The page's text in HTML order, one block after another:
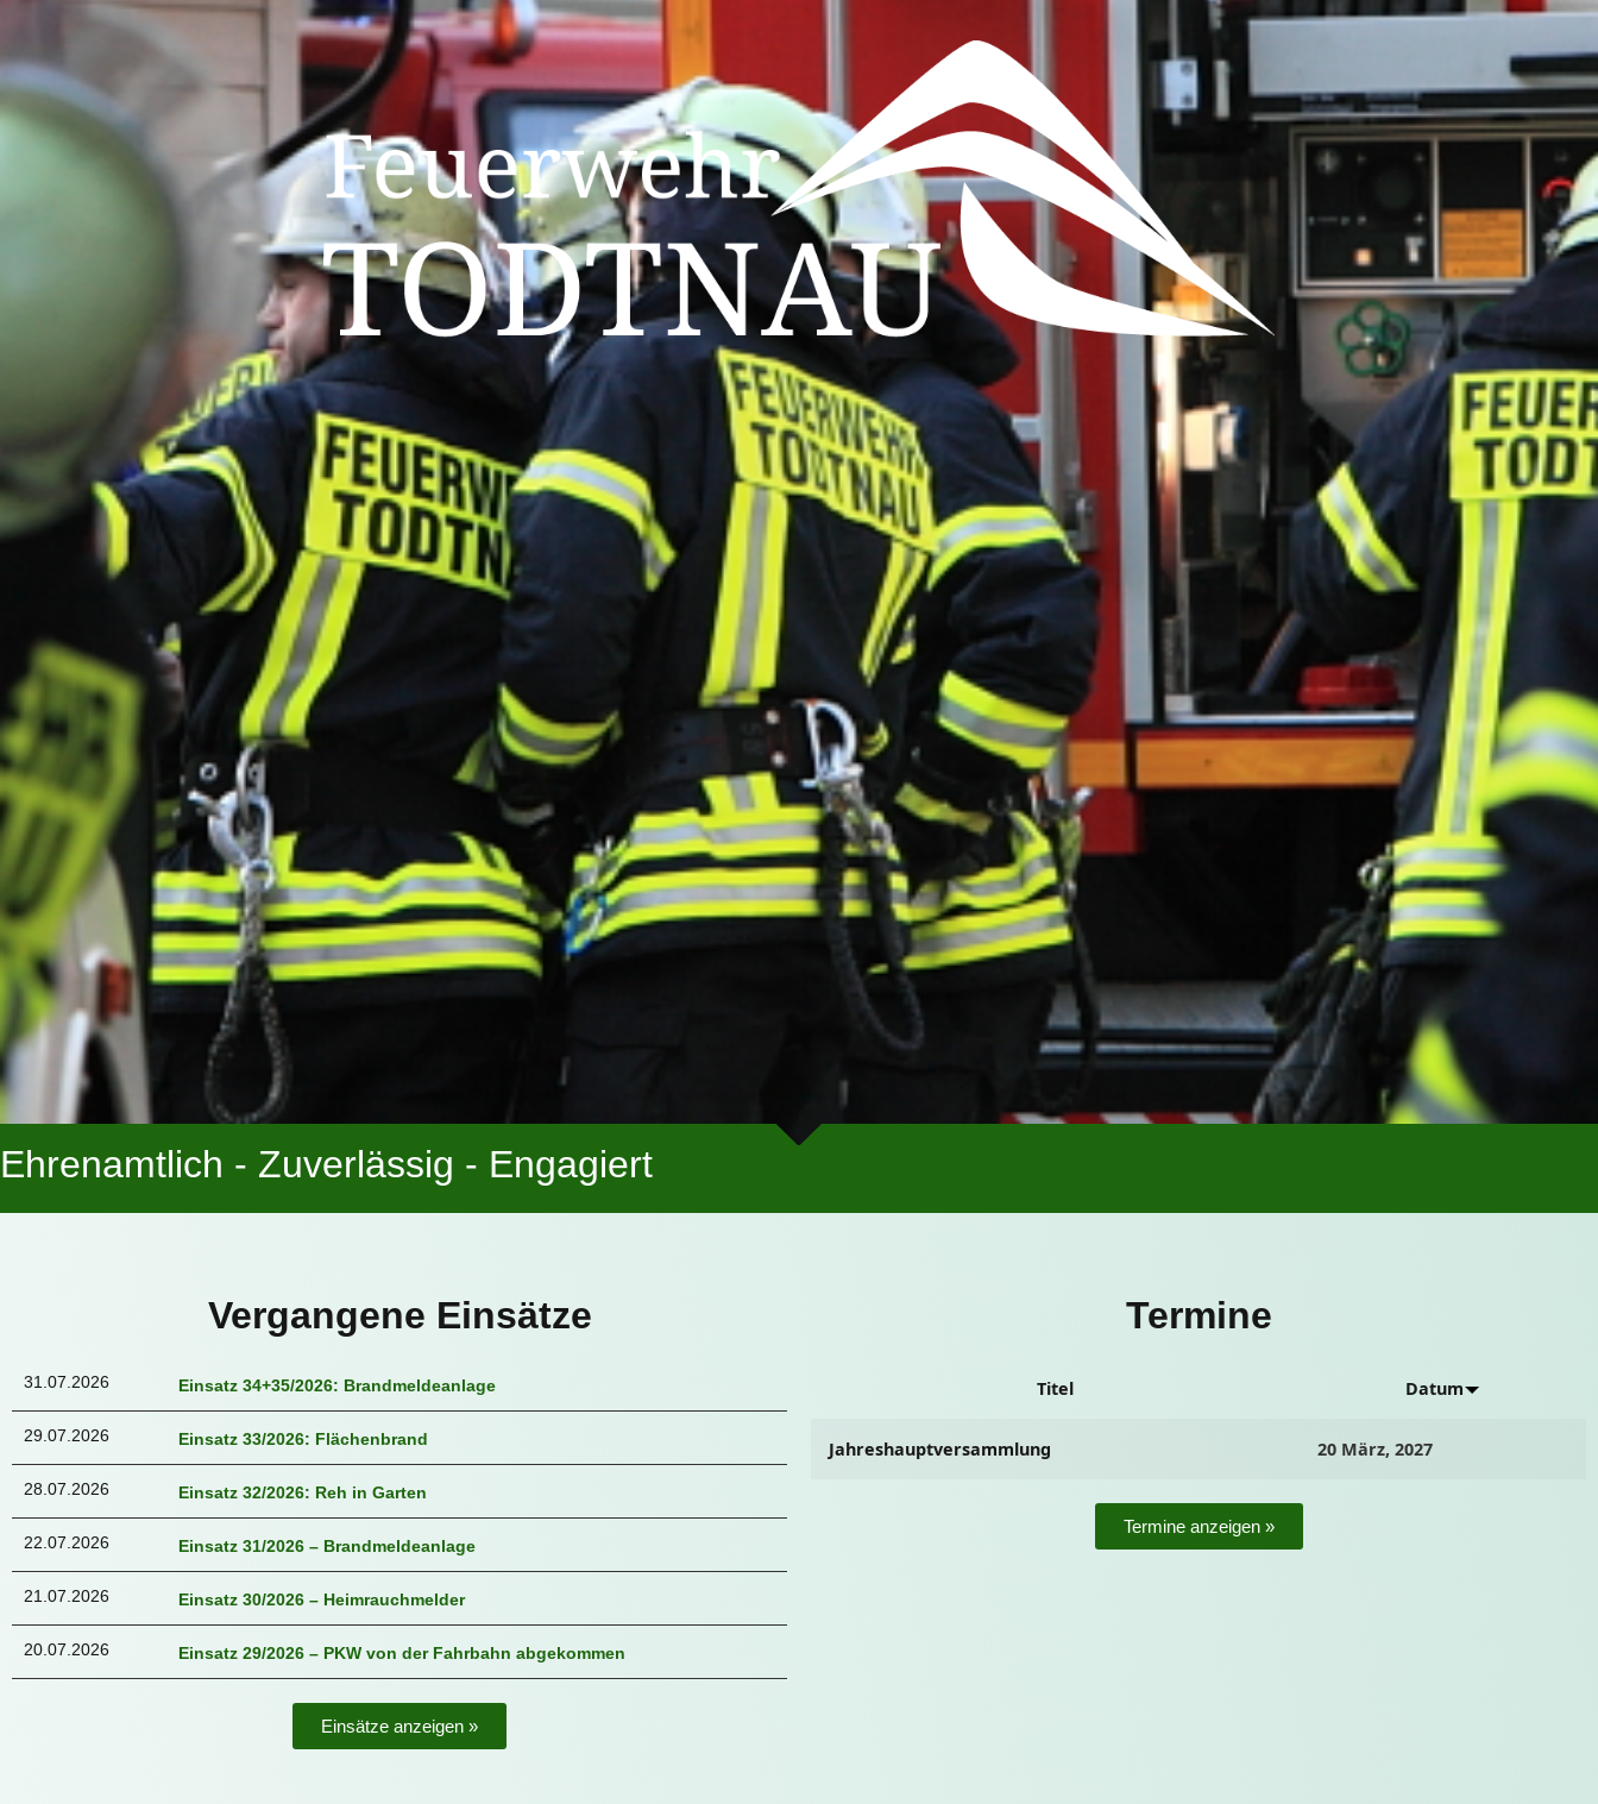
Ehrenamtlich - Zuverlässig - Engagiert
Vergangene Einsätze
31.07.2026 Einsatz 34+35/2026: Brandmeldeanlage
29.07.2026 Einsatz 33/2026: Flächenbrand
28.07.2026 Einsatz 32/2026: Reh in Garten
22.07.2026 Einsatz 31/2026 – Brandmeldeanlage
21.07.2026 Einsatz 30/2026 – Heimrauchmelder
20.07.2026 Einsatz 29/2026 – PKW von der Fahrbahn abgekommen
Einsätze anzeigen »
Termine
Titel Datum
Jahreshauptversammlung 20 März, 2027
Termine anzeigen »